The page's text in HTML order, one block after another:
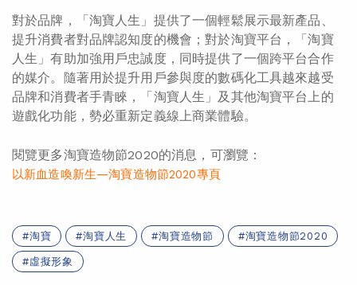
對於品牌，「淘寶人生」提供了一個輕鬆展示最新產品、
提升消費者對品牌認知度的機會；對於淘寶平台，「淘寶
人生」有助加強用戶忠誠度，同時提供了一個跨平台合作
的媒介。隨著用於提升用戶參與度的數碼化工具越來越受
品牌和消費者手青睞，「淘寶人生」及其他淘寶平台上的
遊戲化功能，勢必重新定義線上商業體驗。
閱覽更多淘寶造物節2020的消息，可瀏覽：
以新血造喚新生—淘寶造物節2020專頁
淘寶 淘寶人生 淘寶造物節 淘寶造物節2020
虛擬形象